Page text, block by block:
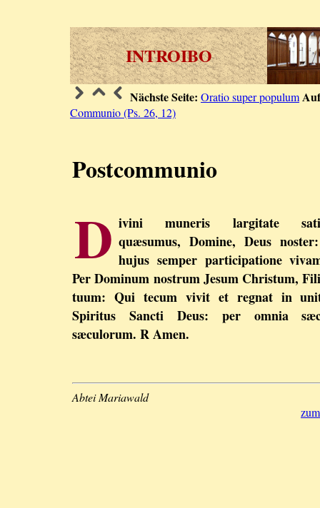
INTROIBO
Nächste Seite: Oratio super populum
Communio (Ps. 26, 12)
Postcommunio
D ivini muneris largitate
quæsumus, Domine, Deus
hujus semper participatione
Per Dominum nostrum Jesum Christum,
tuum: Qui tecum vivit et regnat in
Spiritus Sancti Deus: per omnia
sæculorum. R Amen.
Abtei Mariawald